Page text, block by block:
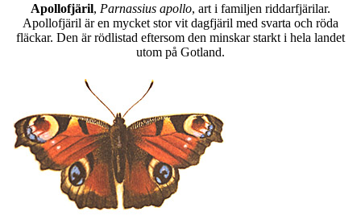
Apollofjäril, Parnassius apollo, art i familjen riddarfjärilar.
Apollofjäril är en mycket stor vit dagfjäril med svarta och röda
fläckar. Den är rödlistad eftersom den minskar starkt i hela landet
utom på Gotland.